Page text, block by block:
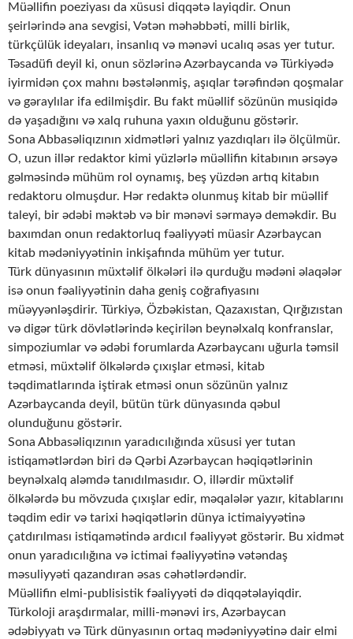
Müəllifin poeziyası da xüsusi diqqətə layiqdir. Onun
şeirlərində ana sevgisi, Vətən məhəbbəti, milli birlik,
türkçülük ideyaları, insanlıq və mənəvi ucalıq əsas yer tutur.
Təsadüfi deyil ki, onun sözlərinə Azərbaycanda və Türkiyədə
iyirmidən çox mahnı bəstələnmiş, aşıqlar tərəfindən qoşmalar
və gəraylılar ifa edilmişdir. Bu fakt müəllif sözünün musiqidə
də yaşadığını və xalq ruhuna yaxın olduğunu göstərir.
Sona Abbasəliqızının xidmətləri yalnız yazdıqları ilə ölçülmür.
O, uzun illər redaktor kimi yüzlərlə müəllifin kitabının ərsəyə
gəlməsində mühüm rol oynamış, beş yüzdən artıq kitabın
redaktoru olmuşdur. Hər redaktə olunmuş kitab bir müəllif
taleyi, bir ədəbi məktəb və bir mənəvi sərmayə deməkdir. Bu
baxımdan onun redaktorluq fəaliyyəti müasir Azərbaycan
kitab mədəniyyətinin inkişafında mühüm yer tutur.
Türk dünyasının müxtəlif ölkələri ilə qurduğu mədəni əlaqələr
isə onun fəaliyyətinin daha geniş coğrafiyasını
müəyyənləşdirir. Türkiyə, Özbəkistan, Qazaxıstan, Qırğızıstan
və digər türk dövlətlərində keçirilən beynəlxalq konfranslar,
simpoziumlar və ədəbi forumlarda Azərbaycanı uğurla təmsil
etməsi, müxtəlif ölkələrdə çıxışlar etməsi, kitab
təqdimatlarında iştirak etməsi onun sözünün yalnız
Azərbaycanda deyil, bütün türk dünyasında qəbul
olunduğunu göstərir.
Sona Abbasəliqızının yaradıcılığında xüsusi yer tutan
istiqamətlərdən biri də Qərbi Azərbaycan həqiqətlərinin
beynəlxalq aləmdə tanıdılmasıdır. O, illərdir müxtəlif
ölkələrdə bu mövzuda çıxışlar edir, məqalələr yazır, kitablarını
təqdim edir və tarixi həqiqətlərin dünya ictimaiyyətinə
çatdırılması istiqamətində ardıcıl fəaliyyət göstərir. Bu xidmət
onun yaradıcılığına və ictimai fəaliyyətinə vətəndaş
məsuliyyəti qazandıran əsas cəhətlərdəndir.
Müəllifin elmi-publisistik fəaliyyəti də diqqətəlayiqdir.
Türkoloji araşdırmalar, milli-mənəvi irs, Azərbaycan
ədəbiyyatı və Türk dünyasının ortaq mədəniyyətinə dair elmi